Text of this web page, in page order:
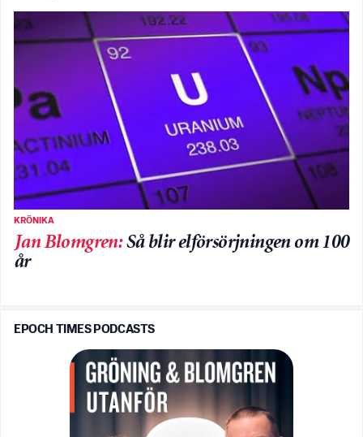
KRÖNIKA
Jan Blomgren:Så blir elförsörjningen om 100
år
EPOCH TIMES PODCASTS